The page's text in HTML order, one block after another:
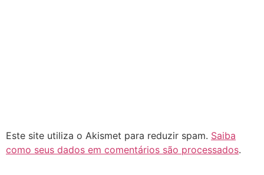
Este site utiliza o Akismet para reduzir spam. Saiba
como seus dados em comentários são processados.